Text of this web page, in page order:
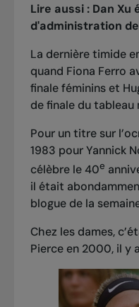
Lire aussi : Dan Xu
d'administration
La dernière timide
quand Fiona Ferro
finale féminins et
de finale du tableau
Pour un titre sur
1983 pour Yannick
célèbre le 40e
il était
blogue de la
Chez les dames,
Pierce en 2000, il y